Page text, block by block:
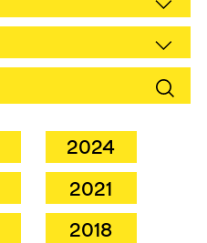
2024
2021
2018